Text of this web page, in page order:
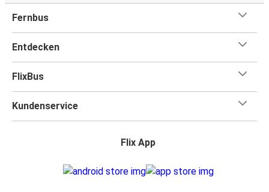
Fernbus
Entdecken
FlixBus
Kundenservice
Flix App